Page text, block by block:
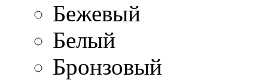
Бежевый
Белый
Бронзовый